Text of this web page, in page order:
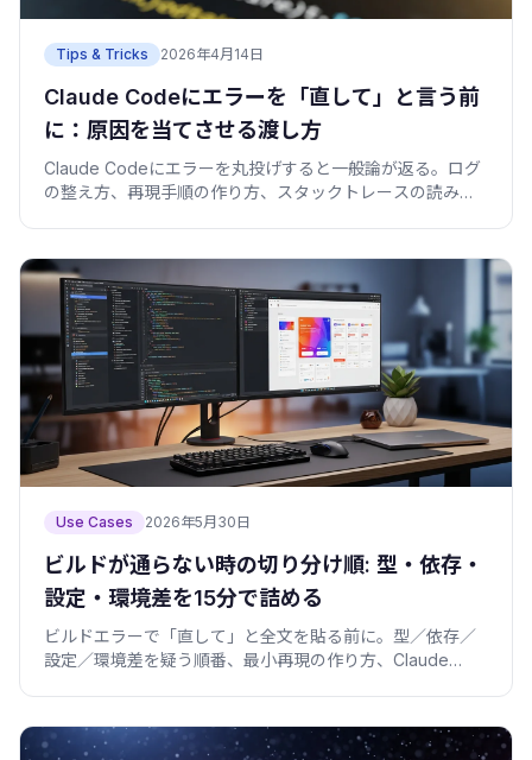
Tips & Tricks 2026年4月14日
Claude Codeにエラーを「直して」と言う前
に：原因を当てさせる渡し方
Claude Codeにエラーを丸投げすると一般論が返る。ログ
の整え方、再現手順の作り方、スタックトレースの読み方
Use Cases 2026年5月30日
ビルドが通らない時の切り分け順: 型・依存・
設定・環境差を15分で詰める
ビルドエラーで「直して」と全文を貼る前に。型／依存／
設定／環境差を疑う順番、最小再現の作り方、Claude